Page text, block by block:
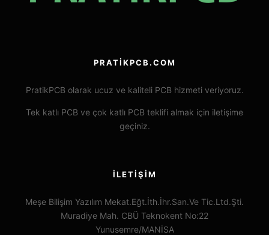
PRATIKPCB.COM
PratikPCB olarak ucuz ve kaliteli PCB hizmeti veriyoruz.
Tek katlı PCB ve çok katlı PCB teklifi almak için iletişime
geçiniz.
İLETIŞIM
Meşe Bilişim Yazılım Mekat.Eğt.İth.İhr.San.Ve Tic.Ltd.Şti.
Muradiye Mah. CBÜ Teknokent No:22
Yunusemre/MANİSA